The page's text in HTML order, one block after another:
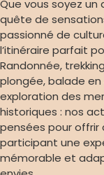
Que vous soyez un
quête de
passionné de
l’itinéraire parfait
Randonnée,
plongée, balade en
exploration des
historiques : nos
pensées pour offrir
participant une
mémorable et